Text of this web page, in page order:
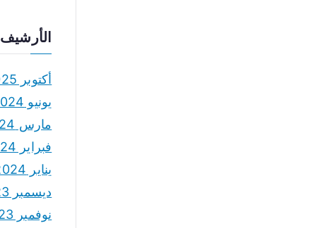
الأرشيف
أكتوبر 2025
يونيو 2024
مارس 2024
فبراير 2024
يناير 2024
ديسمبر 2023
نوفمبر 2023